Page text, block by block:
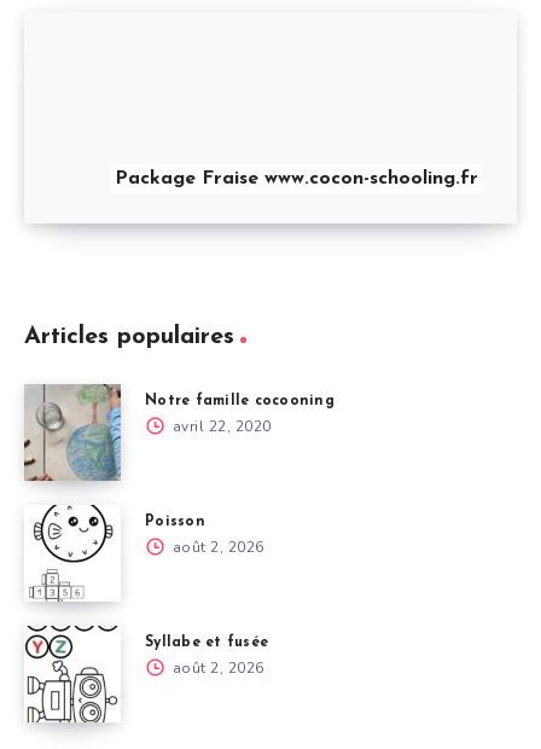
Package Fraise www.cocon-schooling.fr
Articles populaires
Notre famille cocooning
avril 22, 2020
Poisson
août 2, 2026
Syllabe et fusée
août 2, 2026